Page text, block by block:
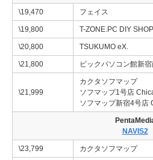
\19,470 フェイス
\19,800 T-ZONE.PC DIY SHOP
\20,800 TSUKUMO eX.
\21,800 ビックパソコン館新
\21,999
カクタソフマップ
ソフマップ1号店
ソフマップ新宿4号店
NAVIS2
\23,799 カクタソフマップ